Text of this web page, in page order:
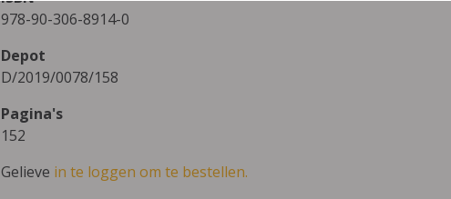
978-90-306-8914-0
Depot
D/2019/0078/158
Pagina's
152
Gelieve in te loggen om te bestellen.